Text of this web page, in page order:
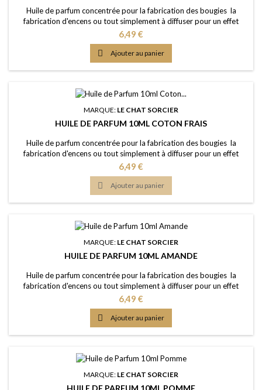
Huile de parfum concentrée pour la fabrication des bougies la
fabrication d'encens ou tout simplement à diffuser pour un effet
intense Caractère: l'odeur de talc, un vrai souvenir d'enfance Point
d'Eclair: &gt;61°C Couleur: Incolorée Dosage conseillé: entre 2% et
5% Documentation: Fiche de données de sécurité téléchargeable
(lien dessous)
Prix
6,49 €
 Ajouter au panier
MARQUE: LE CHAT SORCIER
HUILE DE PARFUM 10ML COTON FRAIS
Huile de parfum concentrée pour la fabrication des bougies la
fabrication d'encens ou tout simplement à diffuser pour un effet
intense Caractère: évocatif d'un linge tous frais ou l'air frisquet du
printemps Point d'Eclair: &gt;60°C Couleur: Jaune clair Dosage
conseillé: entre 2% et 5% Documentation: Fiche de données de
sécurité téléchargeable...
Prix
6,49 €
 Ajouter au panier
MARQUE: LE CHAT SORCIER
HUILE DE PARFUM 10ML AMANDE
Huile de parfum concentrée pour la fabrication des bougies la
fabrication d'encens ou tout simplement à diffuser pour un effet
intense Caractère: arôme doux et fragrant, fruité, noyauté Point
d'Eclair: &gt;60°C Couleur: Jaune clair Dosage conseillé: entre 2% et
5% Documentation: Fiche de données de sécurité téléchargeable
(lien dessous)
Prix
6,49 €
 Ajouter au panier
MARQUE: LE CHAT SORCIER
HUILE DE PARFUM 10ML POMME